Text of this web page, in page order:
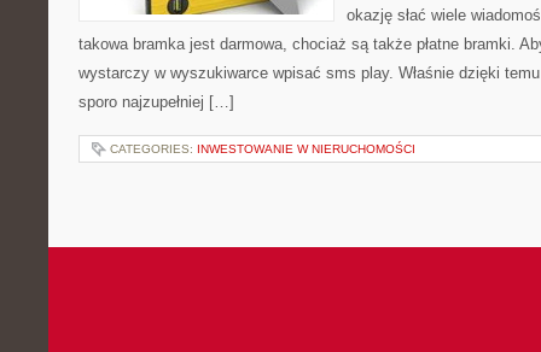
okazję słać wiele
takowa bramka jest darmowa, chociaż są także płatne bramki.
wystarczy w wyszukiwarce wpisać sms play. Właśnie dzięki
sporo najzupełniej […]
CATEGORIES: INWESTOWANIE W NIERUCHOMOŚCI